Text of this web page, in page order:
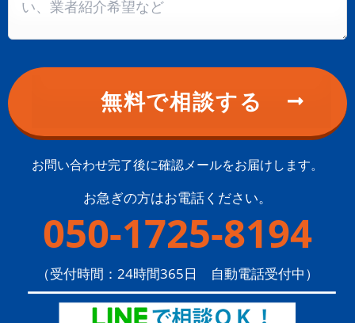
お問い合わせ完了後に確認メールをお届けします。
お急ぎの方はお電話ください。
050-1725-8194
（受付時間：24時間365日 自動電話受付中）